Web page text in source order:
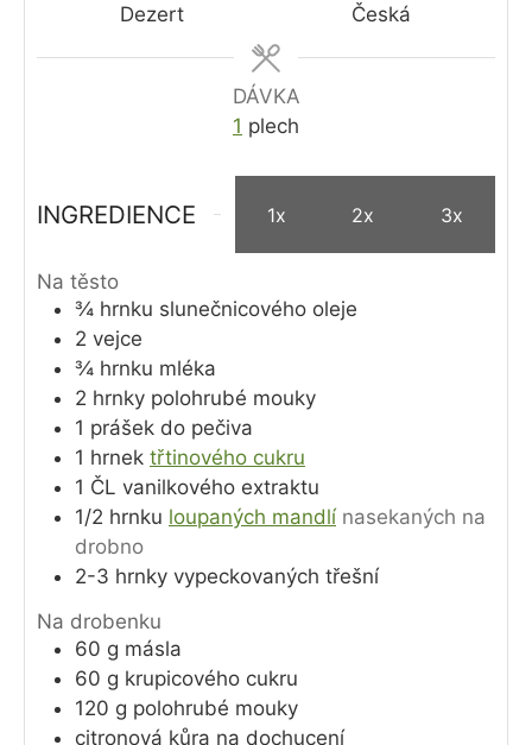
Dezert
Česká
DÁVKA
1 plech
INGREDIENCE 1x 2x 3x
Na těsto
¾ hrnku slunečnicového oleje
2 vejce
¾ hrnku mléka
2 hrnky polohrubé mouky
1 prášek do pečiva
1 hrnek třtinového cukru
1 ČL vanilkového extraktu
1/2 hrnku loupaných mandlí nasekaných na
drobno
2-3 hrnky vypeckovaných třešní
Na drobenku
60 g másla
60 g krupicového cukru
120 g polohrubé mouky
citronová kůra na dochucení